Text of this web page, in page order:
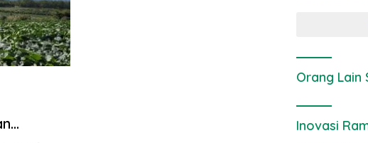
Orang Lain
Inovasi